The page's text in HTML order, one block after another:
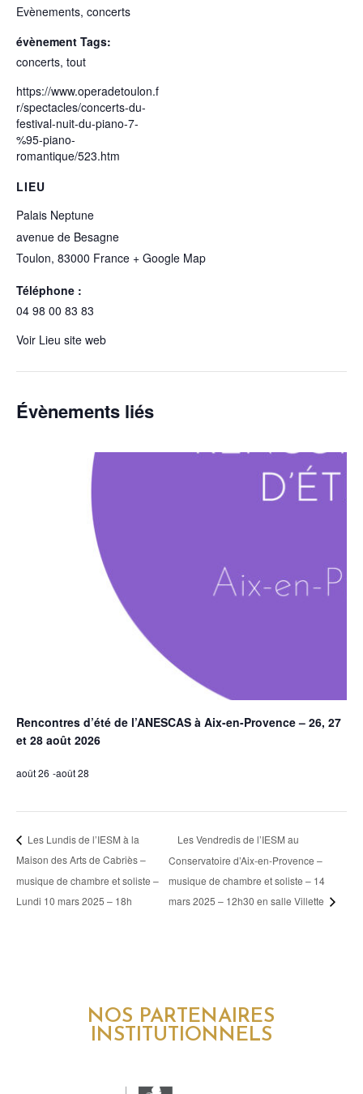
Evènements, concerts
évènement Tags:
concerts, tout
https://www.operadetoulon.f
r/spectacles/concerts-du-
festival-nuit-du-piano-7-
%95-piano-
romantique/523.htm
LIEU
Palais Neptune
avenue de Besagne
Toulon, 83000 France + Google Map
Téléphone :
04 98 00 83 83
Voir Lieu site web
Évènements liés
Rencontres d’été de l’ANESCAS à Aix-en-Provence – 26, 27
et 28 août 2026
août 26 -août 28
Les Lundis de l’IESM à la
Maison des Arts de Cabriès –
musique de chambre et soliste –
Lundi 10 mars 2025 – 18h
Les Vendredis de l’IESM au
Conservatoire d’Aix-en-Provence –
musique de chambre et soliste – 14
mars 2025 – 12h30 en salle Villette
NOS PARTENAIRES
INSTITUTIONNELS